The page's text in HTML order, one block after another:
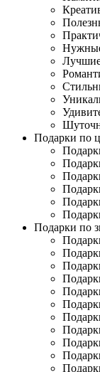
Подарки по
Подарки по